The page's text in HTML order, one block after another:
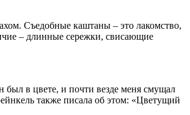
Съедобные каштаны – это лакомство,
– длинные сережки, свисающие
был в цвете, и почти везде меня смущал
также писала об этом: «Цветущий